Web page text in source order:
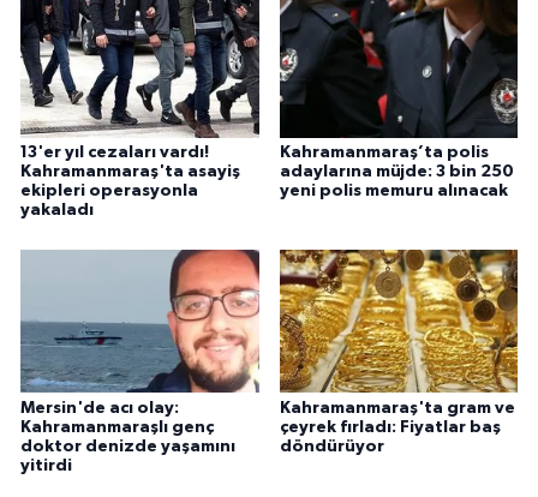
13'er yıl cezaları vardı!
Kahramanmaraş'ta asayiş
ekipleri operasyonla
yakaladı
Kahramanmaraş’ta polis
adaylarına müjde: 3 bin 250
yeni polis memuru alınacak
Mersin'de acı olay:
Kahramanmaraşlı genç
doktor denizde yaşamını
yitirdi
Kahramanmaraş'ta gram ve
çeyrek fırladı: Fiyatlar baş
döndürüyor